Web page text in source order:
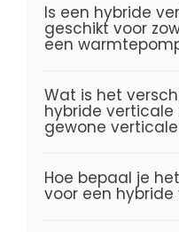
Is een hybride
geschikt voor
een
Wat is het
hybride
gewone
Hoe bepaal je
voor een